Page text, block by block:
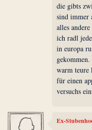
die gibts
sind immer
alles
ich radl
in europa
gekommen.
warm teure
für einen
versuchs
Ex-